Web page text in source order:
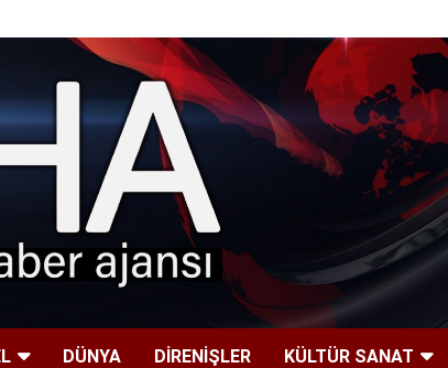
DÜNYA DİRENİŞLER KÜLTÜR SANAT